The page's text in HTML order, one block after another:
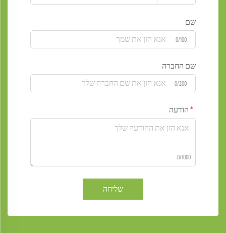
שם
0/100
שם החברה
0/200
הודעה
0/1000
שליחה